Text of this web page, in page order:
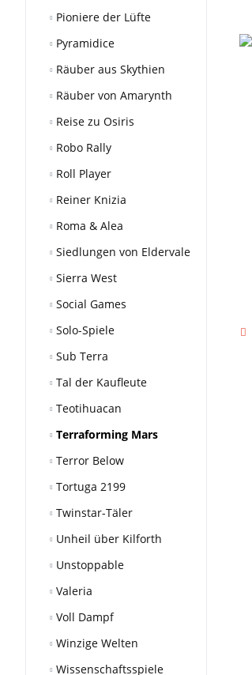
Pioniere der Lüfte
Pyramidice
Räuber aus Skythien
Räuber von Amarynth
Reise zu Osiris
Robo Rally
Roll Player
Reiner Knizia
Roma & Alea
Siedlungen von Eldervale
Sierra West
Social Games
Solo-Spiele
Sub Terra
Tal der Kaufleute
Teotihuacan
Terraforming Mars
Terror Below
Tortuga 2199
Twinstar-Täler
Unheil über Kilforth
Unstoppable
Valeria
Voll Dampf
Winzige Welten
Wissenschaftsspiele